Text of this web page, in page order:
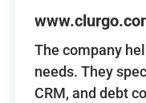
The company
needs. They
CRM, and debt